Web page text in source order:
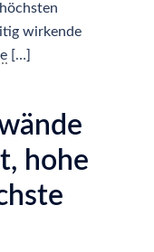
wirkende
[…]
hohe